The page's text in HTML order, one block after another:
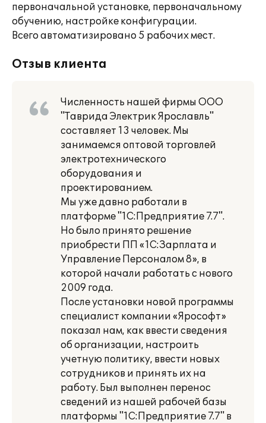
первоначальной установке, первоначальному
обучению, настройке конфигурации.
Всего автоматизировано 5 рабочих мест.
Отзыв клиента
Численность нашей фирмы ООО
"Таврида Электрик Ярославль"
составляет 13 человек. Мы
занимаемся оптовой торговлей
электротехнического
оборудования и
проектированием.
Мы уже давно работали в
платформе "1С:Предприятие 7.7".
Но было принято решение
приобрести ПП «1С:Зарплата и
Управление Персоналом 8», в
которой начали работать с нового
2009 года.
После установки новой программы
специалист компании «Ярософт»
показал нам, как ввести сведения
об организации, настроить
учетную политику, ввести новых
сотрудников и принять их на
работу. Был выполнен перенос
сведений из нашей рабочей базы
платформы "1С:Предприятие 7.7" в